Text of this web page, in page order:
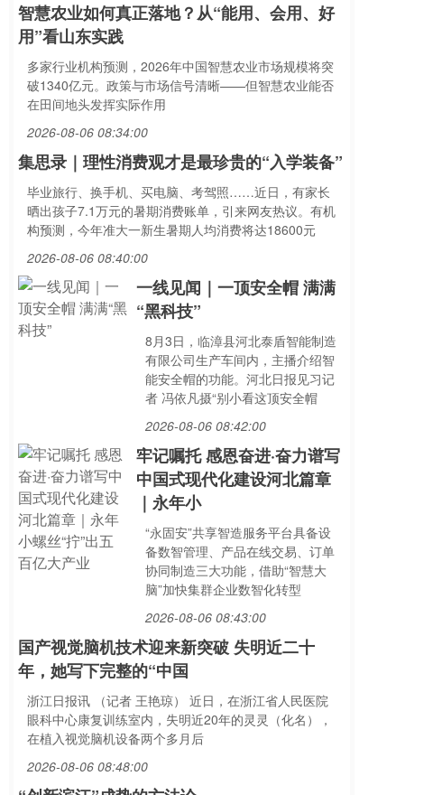
智慧农业如何真正落地？从“能用、会用、好
用”看山东实践
多家行业机构预测，2026年中国智慧农业市场规模将突
破1340亿元。政策与市场信号清晰——但智慧农业能否
在田间地头发挥实际作用
2026-08-06 08:34:00
集思录｜理性消费观才是最珍贵的“入学装备”
毕业旅行、换手机、买电脑、考驾照……近日，有家长
晒出孩子7.1万元的暑期消费账单，引来网友热议。有机
构预测，今年准大一新生暑期人均消费将达18600元
2026-08-06 08:40:00
一线见闻｜一顶安全帽 满满
“黑科技”
8月3日，临漳县河北泰盾智能制造
有限公司生产车间内，主播介绍智
能安全帽的功能。河北日报见习记
者 冯依凡摄“别小看这顶安全帽
2026-08-06 08:42:00
牢记嘱托 感恩奋进·奋力谱写
中国式现代化建设河北篇章
｜永年小
“永固安”共享智造服务平台具备设
备数智管理、产品在线交易、订单
协同制造三大功能，借助“智慧大
脑”加快集群企业数智化转型
2026-08-06 08:43:00
国产视觉脑机技术迎来新突破 失明近二十
年，她写下完整的“中国
浙江日报讯 （记者 王艳琼） 近日，在浙江省人民医院
眼科中心康复训练室内，失明近20年的灵灵（化名），
在植入视觉脑机设备两个多月后
2026-08-06 08:48:00